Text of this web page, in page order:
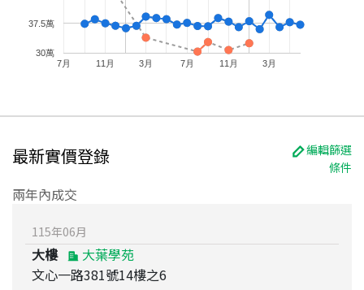
7月 11月 3月 7月 11月 3月
30萬
37.5萬
最新實價登錄
編輯篩選
條件
兩年內成交
115年06月
大樓
大葉學苑
文心一路381號14樓之6